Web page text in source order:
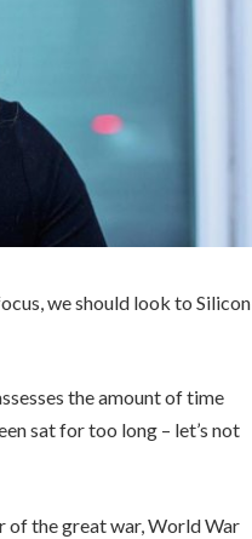
we should look to Silicon
the amount of time
sat for too long – let’s not
of the great war, World War